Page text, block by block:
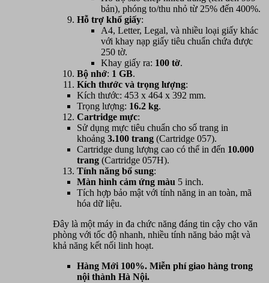
bản), phóng to/thu nhỏ từ 25% đến 400%.
Hỗ trợ khổ giấy:
A4, Letter, Legal, và nhiều loại giấy khác
với khay nạp giấy tiêu chuẩn chứa được
250 tờ.
Khay giấy ra: 100 tờ.
Bộ nhớ: 1 GB.
Kích thước và trọng lượng:
Kích thước: 453 x 464 x 392 mm.
Trọng lượng: 16.2 kg.
Cartridge mực:
Sử dụng mực tiêu chuẩn cho số trang in
khoảng 3.100 trang (Cartridge 057).
Cartridge dung lượng cao có thể in đến 10.000
trang (Cartridge 057H).
Tính năng bổ sung:
Màn hình cảm ứng màu 5 inch.
Tích hợp bảo mật với tính năng in an toàn, mã
hóa dữ liệu.
Đây là một máy in đa chức năng đáng tin cậy cho văn
phòng với tốc độ nhanh, nhiều tính năng bảo mật và
khả năng kết nối linh hoạt.
Hàng Mới 100%. Miễn phí giao hàng trong
nội thành Hà Nội.